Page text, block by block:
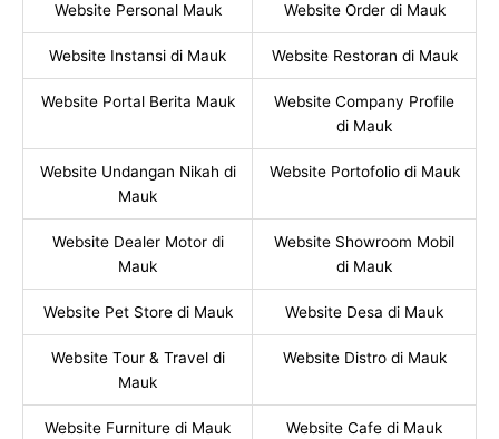
Website Personal Mauk Website Order di Mauk
Website Instansi di Mauk Website Restoran di Mauk
Website Portal Berita Mauk
Website Company Profile
di Mauk
Website Undangan Nikah di
Mauk
Website Portofolio di Mauk
Website Dealer Motor di
Mauk
Website Showroom Mobil
di Mauk
Website Pet Store di Mauk Website Desa di Mauk
Website Tour & Travel di
Mauk
Website Distro di Mauk
Website Furniture di Mauk Website Cafe di Mauk